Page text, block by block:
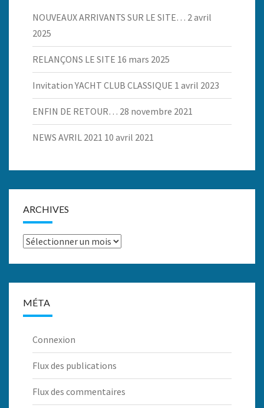
NOUVEAUX ARRIVANTS SUR LE SITE… 2 avril
2025
RELANÇONS LE SITE 16 mars 2025
Invitation YACHT CLUB CLASSIQUE 1 avril 2023
ENFIN DE RETOUR… 28 novembre 2021
NEWS AVRIL 2021 10 avril 2021
ARCHIVES
Archives
MÉTA
Connexion
Flux des publications
Flux des commentaires